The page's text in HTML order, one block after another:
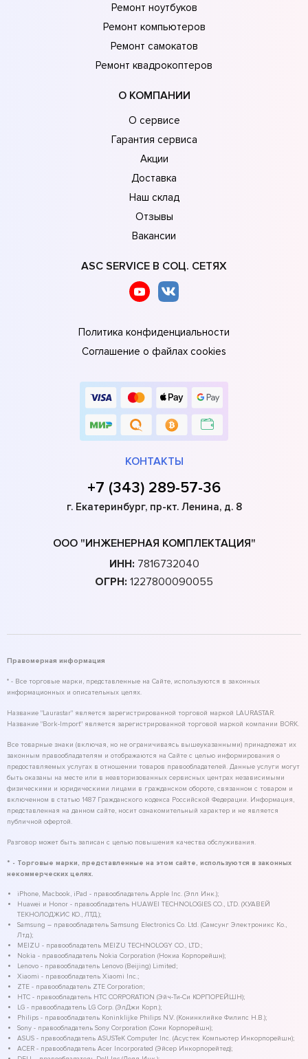
Ремонт ноутбуков
Ремонт компьютеров
Ремонт самокатов
Ремонт квадрокоптеров
О КОМПАНИИ
О сервисе
Гарантия сервиса
Акции
Доставка
Наш склад
Отзывы
Вакансии
ASC SERVICE В СОЦ. СЕТЯХ
Политика конфиденциальности
Соглашение о файлах cookies
КОНТАКТЫ
+7 (343) 289-57-36
г. Екатеринбург, пр-кт. Ленина, д. 8
ООО "ИНЖЕНЕРНАЯ КОМПЛЕКТАЦИЯ"
ИНН: 7816732040
ОГРН: 1227800090055
Правомерная информация
* - Все торговые марки, представленные на Сайте, используются в законных
информационных и описательных целях.
Название "Laurastar" является зарегистрированной торговой маркой LAURASTAR.
Название "Bork-Import" является зарегистрированной торговой маркой компании BORK.
Все товарные знаки (включая, но не ограничиваясь вышеуказанными) принадлежат их
законным правообладателям и отображаются на Сайте с целью информирования о
предоставляемых услугах в отношении товаров правообладателей. Данные услуги могут
быть оказаны на месте или в неавторизованных сервисных центрах независимыми
физическими и юридическими лицами в гражданском обороте, связанном с товаром и
включенном в статью 1487 Гражданского кодекса Российской Федерации. Информация,
представленная на данном сайте, носит ознакомительный характер и не является
публичной офертой.
Разговор может быть записан с целью повышения качества обслуживания.
* - Торговые марки, представленные на этом сайте, используются в законных
некоммерческих целях.
iPhone, Macbook, iPad - правообладатель Apple Inc. (Эпл Инк.);
Huawei и Honor - правообладатель HUAWEI TECHNOLOGIES CO., LTD. (ХУАВЕЙ
ТЕКНОЛОДЖИС КО., ЛТД.);
Samsung – правообладатель Samsung Electronics Co. Ltd. (Самсунг Электроникс Ко.,
Лтд.);
MEIZU - правообладатель MEIZU TECHNOLOGY CO., LTD.;
Nokia - правообладатель Nokia Corporation (Нокиа Корпорейшн);
Lenovo - правообладатель Lenovo (Beijing) Limited;
Xiaomi - правообладатель Xiaomi Inc.;
ZTE - правообладатель ZTE Corporation;
HTC - правообладатель HTC CORPORATION (Эйч-Ти-Си КОРПОРЕЙШН);
LG - правообладатель LG Corp. (ЭлДжи Корп.);
Philips - правообладатель Koninklijke Philips N.V. (Конинклийке Филипс Н.В.);
Sony - правообладатель Sony Corporation (Сони Корпорейшн);
ASUS - правообладатель ASUSTeK Computer Inc. (Асустек Компьютер Инкорпорейшн);
ACER - правообладатель Acer Incorporated (Эйсер Инкорпорейтед);